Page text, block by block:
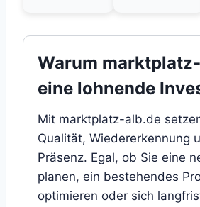
Warum
eine lohnende
Mit marktplatz-alb.de
Qualität, Wiedererkennung
Präsenz. Egal, ob Sie eine
planen, ein bestehendes
optimieren oder sich